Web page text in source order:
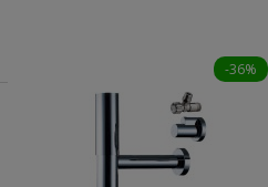
-36%